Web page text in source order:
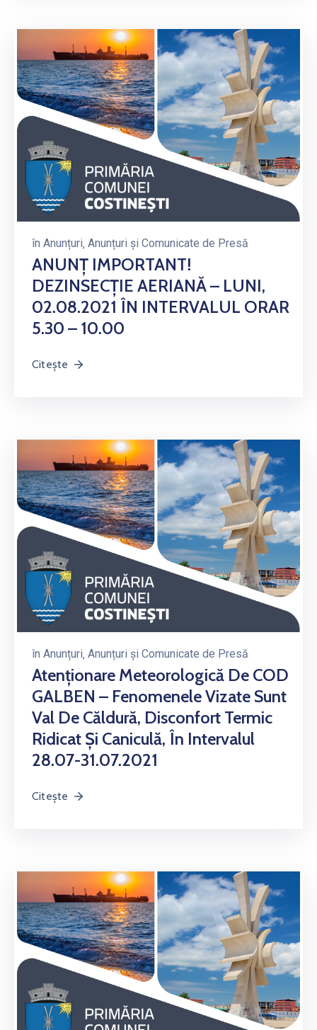
în Anunțuri‚ Anunțuri și Comunicate de Presă
ANUNȚ IMPORTANT!
DEZINSECȚIE AERIANĂ – LUNI,
02.08.2021 ÎN INTERVALUL ORAR
5.30 – 10.00
Citește
în Anunțuri‚ Anunțuri și Comunicate de Presă
Atenționare Meteorologică De COD
GALBEN – Fenomenele Vizate Sunt
Val De Căldură, Disconfort Termic
Ridicat Și Caniculă, În Intervalul
28.07-31.07.2021
Citește